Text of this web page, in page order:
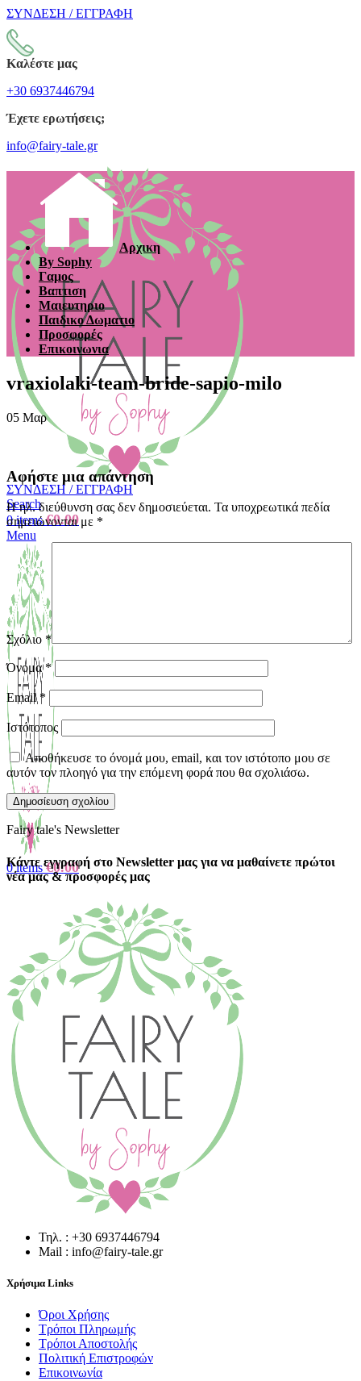
ΣΥΝΔΕΣΗ / ΕΓΓΡΑΦΗ
Καλέστε μας
+30 6937446794
Έχετε ερωτήσεις;
info@fairy-tale.gr
ΣΥΝΔΕΣΗ / ΕΓΓΡΑΦΗ
Search
0items €0.00
Menu
0items €0.00
Αρχικη
By Sophy
Γαμος
Βαπτιση
Μαιευτηριο
Παιδικο Δωματιο
Προσφορές
Επικοινωνια
vraxiolaki-team-bride-sapio-milo
05 Μαρ
Αφήστε μια απάντηση
Η ηλ. διεύθυνση σας δεν δημοσιεύεται. Τα υποχρεωτικά πεδία
σημειώνονται με *
Σχόλιο *
Όνομα*
Email *
Ιστότοπος
Αποθήκευσε το όνομά μου, email, και τον ιστότοπο μου σε
αυτόν τον πλοηγό για την επόμενη φορά που θα σχολιάσω.
Fairy tale's Newsletter
Κάντε εγγραφή στο Newsletter μας για να μαθαίνετε πρώτοι
νέα μας & προσφορές μας
Τηλ. : +30 6937446794
Mail : info@fairy-tale.gr
Χρήσιμα Links
Όροι Χρήσης
Τρόποι Πληρωμής
Τρόποι Αποστολής
Πολιτική Επιστροφών
Επικοινωνία